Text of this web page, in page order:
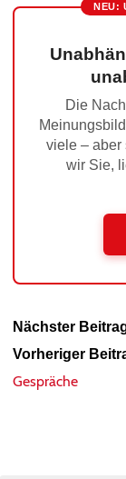
NEU:
Die
viele – aber
wir Sie,
Nächster
Vorheriger
Gespräche